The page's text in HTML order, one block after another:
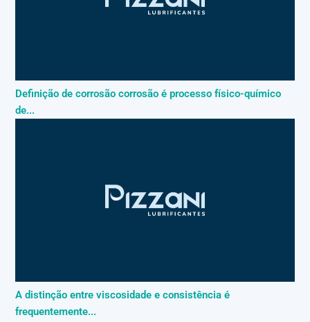
Definição de corrosão corrosão é processo físico-químico
de...
A distinção entre viscosidade e consistência é
frequentemente...